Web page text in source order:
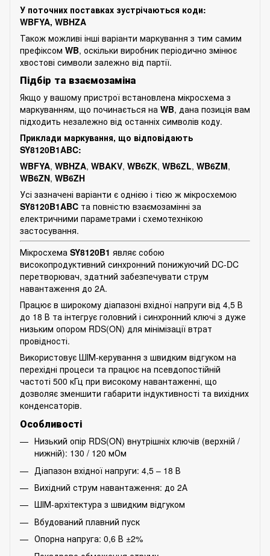
У поточних поставках зустрічаються коди:
WBFYA, WBHZA
Також можливі інші варіанти маркування з тим самим
префіксом WB, оскільки виробник періодично змінює
хвостові символи залежно від партії.
Підбір та взаємозаміна
Якщо у вашому пристрої встановлена мікросхема з
маркуванням, що починається на WB, дана позиція вам
підходить незалежно від останніх символів коду.
Приклади маркування, що відповідають
SY8120B1ABC:
WBFYA, WBHZA, WBAKV, WB6ZK, WB6ZL, WB6ZM,
WB6ZN, WB6ZH
Усі зазначені варіанти є однією і тією ж мікросхемою
SY8120B1ABC та повністю взаємозамінні за
електричними параметрами і схемотехнікою
застосування.
Мікросхема SY8120B1 являє собою
високопродуктивний синхронний понижуючий DC-DC
перетворювач, здатний забезпечувати струм
навантаження до 2А.
Працює в широкому діапазоні вхідної напруги від 4,5 В
до 18 В та інтегрує головний і синхронний ключі з дуже
низьким опором RDS(ON) для мінімізації втрат
провідності.
Використовує ШІМ-керування з швидким відгуком на
перехідні процеси та працює на псевдопостійній
частоті 500 кГц при високому навантаженні, що
дозволяє зменшити габарити індуктивності та вихідних
конденсаторів.
Особливості
Низький опір RDS(ON) внутрішніх ключів (верхній /
нижній): 130 / 120 мОм
Діапазон вхідної напруги: 4,5 – 18 В
Вихідний струм навантаження: до 2А
ШІМ-архітектура з швидким відгуком
Вбудований плавний пуск
Опорна напруга: 0,6 В ±2%